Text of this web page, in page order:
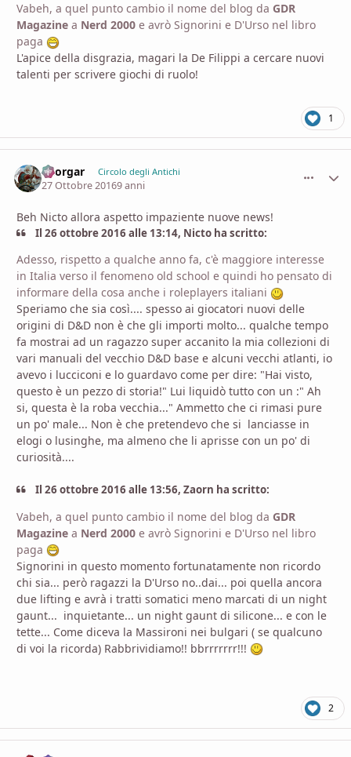
Vabeh, a quel punto cambio il nome del blog da GDR
Magazine a Nerd 2000 e avrò Signorini e D'Urso nel libro
paga
L'apice della disgrazia, magari la De Filippi a cercare nuovi
talenti per scrivere giochi di ruolo!
1
Thorgar Circolo degli Antichi
27 Ottobre 20169 anni
Beh Nicto allora aspetto impaziente nuove news!
Il 26 ottobre 2016 alle 13:14, Nicto ha scritto:
Adesso, rispetto a qualche anno fa, c'è maggiore interesse
in Italia verso il fenomeno old school e quindi ho pensato di
informare della cosa anche i roleplayers italiani
Speriamo che sia così.... spesso ai giocatori nuovi delle
origini di D&D non è che gli importi molto... qualche tempo
fa mostrai ad un ragazzo super accanito la mia collezioni di
vari manuali del vecchio D&D base e alcuni vecchi atlanti, io
avevo i lucciconi e lo guardavo come per dire: "Hai visto,
questo è un pezzo di storia!" Lui liquidò tutto con un :" Ah
si, questa è la roba vecchia..." Ammetto che ci rimasi pure
un po' male... Non è che pretendevo che si lanciasse in
elogi o lusinghe, ma almeno che li aprisse con un po' di
curiosità....
Il 26 ottobre 2016 alle 13:56, Zaorn ha scritto:
Vabeh, a quel punto cambio il nome del blog da GDR
Magazine a Nerd 2000 e avrò Signorini e D'Urso nel libro
paga
Signorini in questo momento fortunatamente non ricordo
chi sia... però ragazzi la D'Urso no..dai... poi quella ancora
due lifting e avrà i tratti somatici meno marcati di un night
gaunt... inquietante... un night gaunt di silicone... e con le
tette... Come diceva la Massironi nei bulgari ( se qualcuno
di voi la ricorda) Rabbrividiamo!! bbrrrrrrr!!!
2